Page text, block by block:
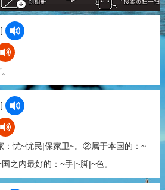
忧~忧民|保家卫~。②属于本国的：~
之内最好的：~手|~脚|~色。